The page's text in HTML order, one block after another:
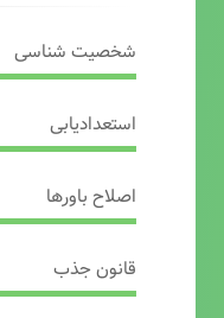
شخصیت شناسی
استعدادیابی
اصلاح باورها
قانون جذب